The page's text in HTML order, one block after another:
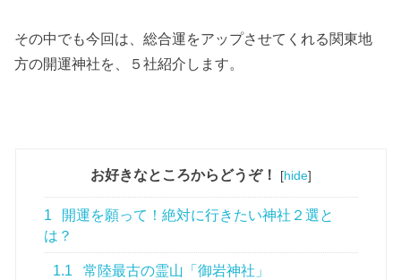
その中でも今回は、総合運をアップさせてくれる関東地
方の開運神社を、５社紹介します。
お好きなところからどうぞ！ [hide]
1
開運を願って！絶対に行きたい神社２選と
は？
1.1 常陸最古の霊山「御岩神社」